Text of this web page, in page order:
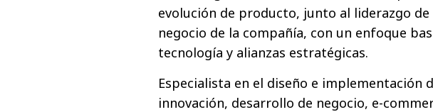
evolución de producto, junto al liderazgo
negocio de la compañía, con un enfoque
tecnología y alianzas estratégicas.
Especialista en el diseño e implementación
innovación, desarrollo de negocio, e-